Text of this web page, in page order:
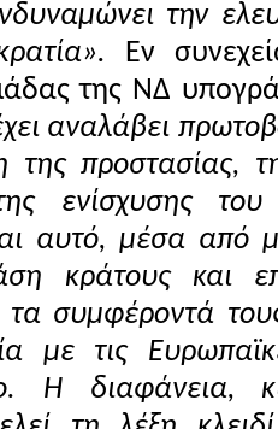
την
Εν
της ΝΔ
αναλάβει
της προστασίας,
ενίσχυσης του
αυτό, μέσα από
κράτους και
τα συμφέροντά
με τις
Η διαφάνεια,